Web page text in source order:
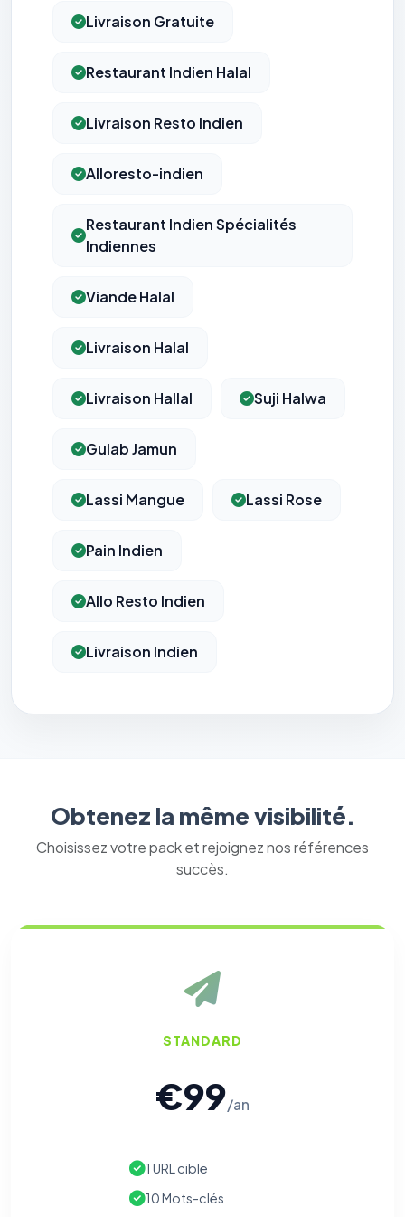
Livraison Gratuite
Restaurant Indien Halal
Livraison Resto Indien
Alloresto-indien
Restaurant Indien Spécialités
Indiennes
Viande Halal
Livraison Halal
Livraison Hallal Suji Halwa
Gulab Jamun
Lassi Mangue Lassi Rose
Pain Indien
Allo Resto Indien
Livraison Indien
Obtenez la même visibilité.
Choisissez votre pack et rejoignez nos références
succès.
STANDARD
€99/an
1 URL cible
10 Mots-clés
Cookies essentiels TOUJOURS ACTIF
Nécessaires au fonctionnement du site : session, sécurité,
mémorisation de vos choix de consentement. Ils ne